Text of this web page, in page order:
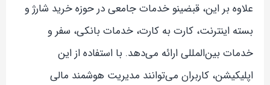
علاوه بر این، قبضینو خدمات جامعی در حوزه خرید شارژ و
بسته اینترنت، کارت به کارت، خدمات بانکی، سفر و
خدمات بین‌المللی ارائه می‌دهد. با استفاده از این
اپلیکیشن، کاربران می‌توانند مدیریت هوشمند مالی